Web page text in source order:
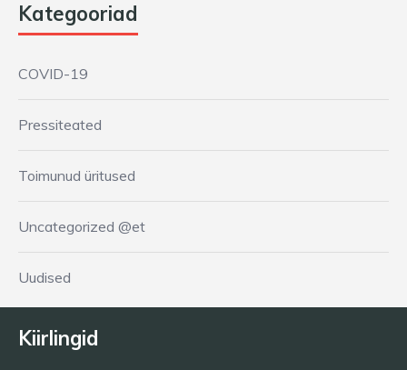
Kategooriad
COVID-19
Pressiteated
Toimunud üritused
Uncategorized @et
Uudised
Kiirlingid